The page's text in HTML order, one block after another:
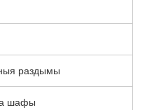
раздымы
шафы